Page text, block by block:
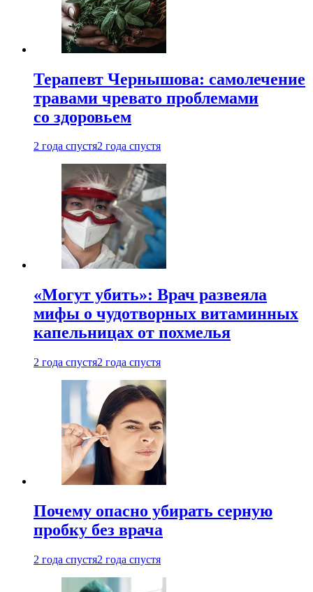
Терапевт Чернышова: самолечение
травами чревато проблемами
со здоровьем
2 года спустя2 года спустя
«Могут убить»: Врач развеяла
мифы о чудотворных витаминных
капельницах от похмелья
2 года спустя2 года спустя
Почему опасно убирать серную
пробку без врача
2 года спустя2 года спустя